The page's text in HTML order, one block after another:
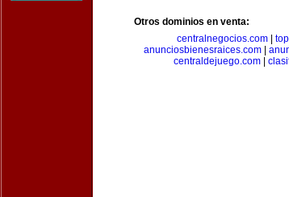
Otros dominios en venta:
centralnegocios.com|
anunciosbienesraices.com|
centraldejuego.com